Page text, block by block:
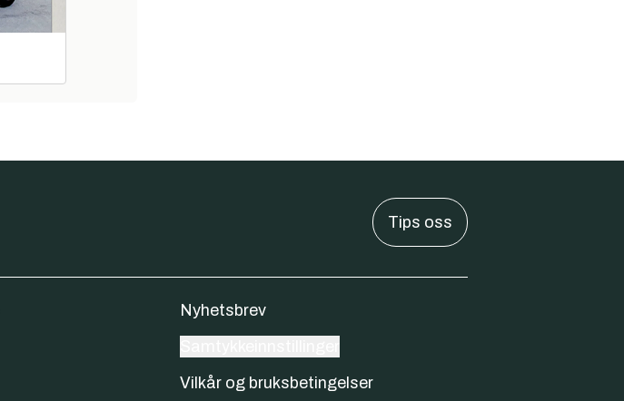
Tips oss
Nyhetsbrev
Vilkår og bruksbetingelser